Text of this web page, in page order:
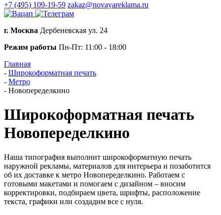
+7 (495) 109-19-59 zakaz@novayareklama.ru
г. Москва Дербеневская ул. 24
Режим работы Пн-Пт: 11:00 - 18:00
Главная
- Широкоформатная печать
- Метро
- Новопеределкино
Широкоформатная печать
Новопеределкино
Наша типография выполнит широкоформатную печать
наружной рекламы, материалов для интерьера и позаботится
об их доставке к метро Новопеределкино. Работаем с
готовыми макетами и помогаем с дизайном – вносим
корректировки, подбираем цвета, шрифты, расположение
текста, графики или создадим все с нуля.